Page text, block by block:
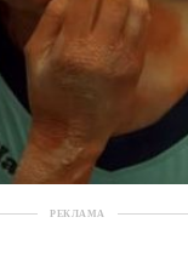
РЕКЛАМА